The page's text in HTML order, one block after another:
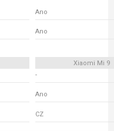
Ano
Ano
Xiaomi Mi 9
-
Ano
CZ